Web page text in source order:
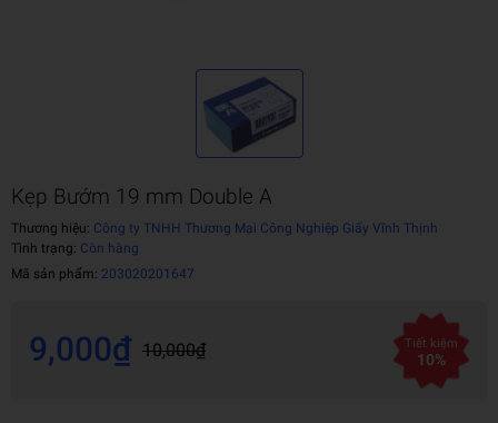
Kẹp Bướm 19 mm Double A
Thương hiệu: Công ty TNHH Thương Mại Công Nghiệp Giấy Vĩnh Thịnh
Tình trạng: Còn hàng
Mã sản phẩm: 203020201647
9,000₫ 10,000₫ Tiết kiệm
10%